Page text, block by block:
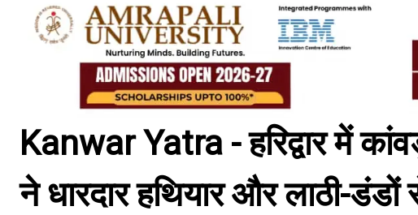
Kanwar Yatra - हरिद्वार में
ने धारदार हथियार और लाठी-डंडों